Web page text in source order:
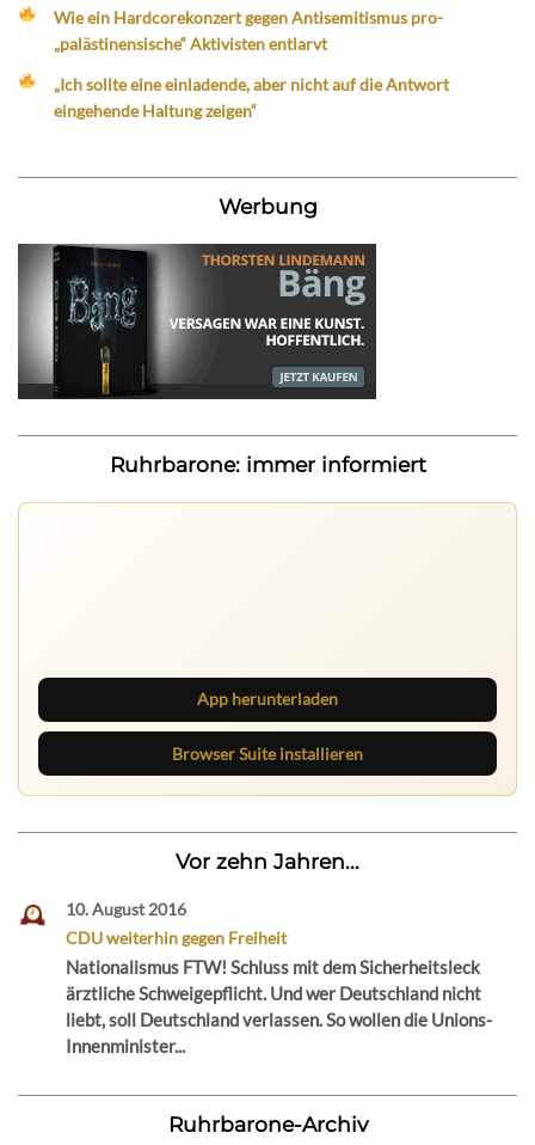
Wie ein Hardcorekonzert gegen Antisemitismus pro-
„palästinensische“ Aktivisten entlarvt
„Ich sollte eine einladende, aber nicht auf die Antwort
eingehende Haltung zeigen“
Werbung
Ruhrbarone: immer informiert
App herunterladen
Browser Suite installieren
Vor zehn Jahren...
10. August 2016
CDU weiterhin gegen Freiheit
Nationalismus FTW! Schluss mit dem Sicherheitsleck
ärztliche Schweigepflicht. Und wer Deutschland nicht
liebt, soll Deutschland verlassen. So wollen die Unions-
Innenminister...
Ruhrbarone-Archiv